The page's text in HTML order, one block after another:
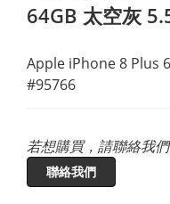
64GB 太空灰
Apple iPhone 8 Plus
#95766
若想購買，請聯絡我們
聯絡我們